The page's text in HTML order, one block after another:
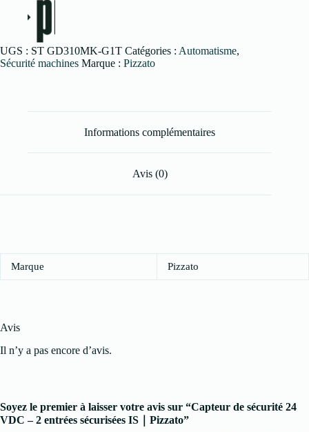
UGS : ST GD310MK-G1T Catégories : Automatisme,
Sécurité machines Marque : Pizzato
Informations complémentaires
Avis (0)
Marque Pizzato
Avis
Il n’y a pas encore d’avis.
Soyez le premier à laisser votre avis sur “Capteur de sécurité 24
VDC – 2 entrées sécurisées IS｜Pizzato”